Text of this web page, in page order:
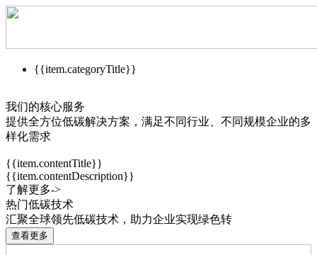
{{item.categoryTitle}}
我们的核心服务
提供全方位低碳解决方案，满足不同行业、不同规模企业的多
样化需求
{{item.contentTitle}}
{{item.contentDescription}}
了解更多->
热门低碳技术
汇聚全球领先低碳技术，助力企业实现绿色转
查看更多